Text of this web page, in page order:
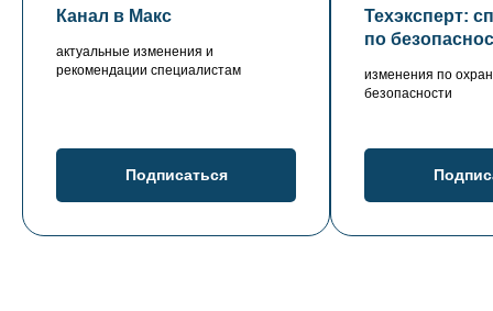
Канал в Макс
актуальные изменения и
рекомендации специалистам
Подписаться
Техэксперт:
по
изменения по
безопасности